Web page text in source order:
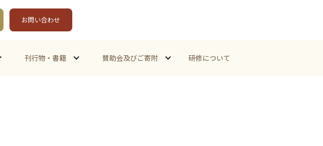
お問い合わせ
刊行物・書籍 賛助会及びご寄附 研修について